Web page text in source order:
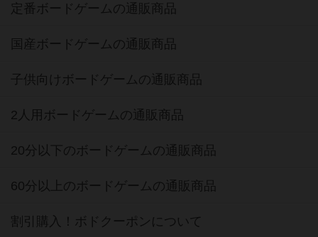
定番ボードゲームの通販商品
国産ボードゲームの通販商品
子供向けボードゲームの通販商品
2人用ボードゲームの通販商品
20分以下のボードゲームの通販商品
60分以上のボードゲームの通販商品
割引購入！ボドクーポンについて